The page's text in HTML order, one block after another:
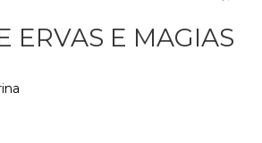
ERVAS E MAGIAS